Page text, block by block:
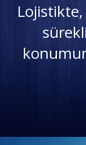
Lojistikte,